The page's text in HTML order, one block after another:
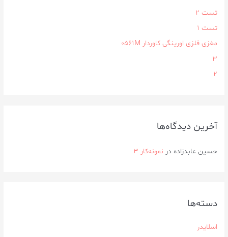
تست 2
تست 1
مغزی فلزی اورینگی کاوردار ۰۵۶۱M
3
2
آخرین دیدگاه‌ها
حسین عابدزاده در نمونه‌کار ۳
دسته‌ها
اسلایدر